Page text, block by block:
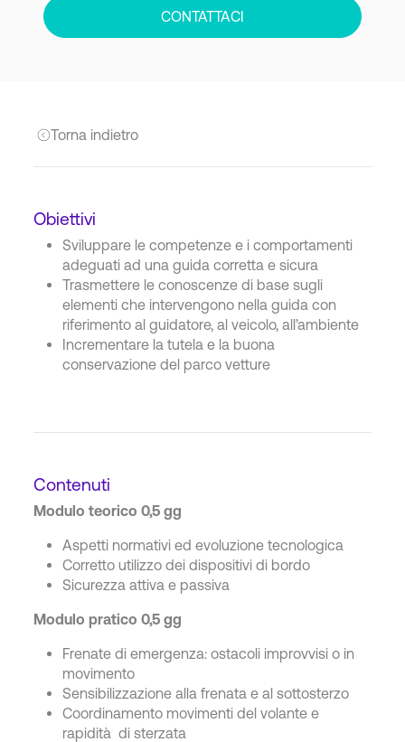
CONTATTACI
Torna indietro
Obiettivi
Sviluppare le competenze e i comportamenti
adeguati ad una guida corretta e sicura
Trasmettere le conoscenze di base sugli
elementi che intervengono nella guida con
riferimento al guidatore, al veicolo, all’ambiente
Incrementare la tutela e la buona
conservazione del parco vetture
Contenuti
Modulo teorico 0,5 gg
Aspetti normativi ed evoluzione tecnologica
Corretto utilizzo dei dispositivi di bordo
Sicurezza attiva e passiva
Modulo pratico 0,5 gg
Frenate di emergenza: ostacoli improvvisi o in
movimento
Sensibilizzazione alla frenata e al sottosterzo
Coordinamento movimenti del volante e
rapidità di sterzata